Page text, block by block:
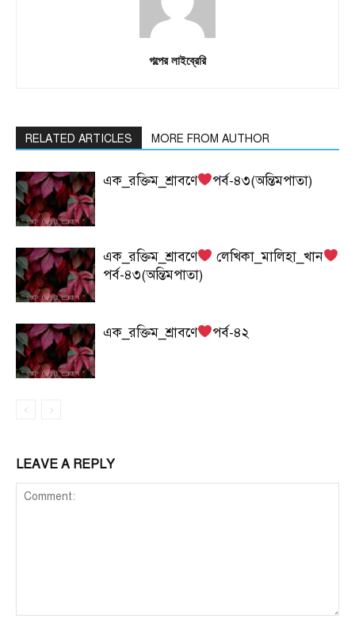
গল্পের লাইব্রেরি
RELATED ARTICLES MORE FROM AUTHOR
এক_রক্তিম_শ্রাবণে পর্ব-৪৩(অন্তিমপাতা)
এক_রক্তিম_শ্রাবণে
লেখিকা_মালিহা_খান
পর্ব-৪৩(অন্তিমপাতা)
এক_রক্তিম_শ্রাবণে পর্ব-৪২
LEAVE A REPLY